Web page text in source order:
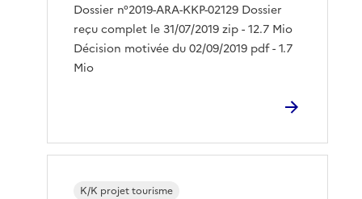
Dossier n°2019-ARA-KKP-02129 Dossier
reçu complet le 31/07/2019 zip - 12.7 Mio
Décision motivée du 02/09/2019 pdf - 1.7
Mio
K/K projet tourisme